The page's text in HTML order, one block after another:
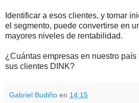
Identificar a esos clientes, y tomar
el segmento, puede convertirse en
mayores niveles de rentabilidad.
¿Cuántas empresas en nuestro
sus clientes DINK?
Gabriel Budiño en 14:15